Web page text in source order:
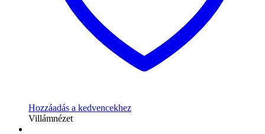
Hozzáadás a kedvencekhez
Villámnézet